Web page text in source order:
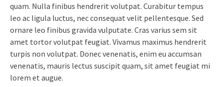
quam. Nulla finibus hendrerit volutpat. Curabitur tempus
leo ac ligula luctus, nec consequat velit pellentesque. Sed
ornare leo finibus gravida vulputate. Cras varius sem sit
amet tortor volutpat feugiat. Vivamus maximus hendrerit
turpis non volutpat. Donec venenatis, enim eu accumsan
venenatis, mauris lectus suscipit quam, sit amet feugiat mi
lorem et augue.